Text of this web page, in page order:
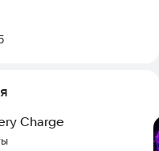
Charge